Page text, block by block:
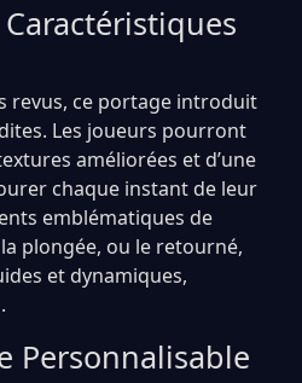
revus, ce portage introduit
Les joueurs pourront
améliorées et d’une
chaque instant de leur
emblématiques de
plongée, ou le retourné,
et dynamiques,
Personnalisable